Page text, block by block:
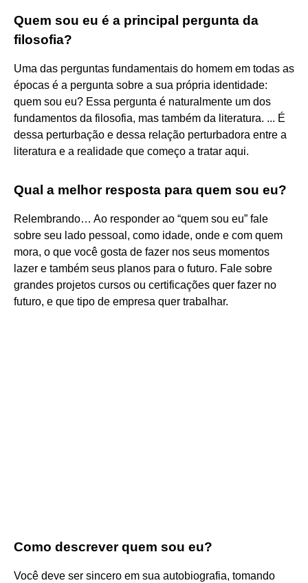
Quem sou eu é a principal pergunta da
filosofia?
Uma das perguntas fundamentais do homem em todas as
épocas é a pergunta sobre a sua própria identidade:
quem sou eu? Essa pergunta é naturalmente um dos
fundamentos da filosofia, mas também da literatura. ... É
dessa perturbação e dessa relação perturbadora entre a
literatura e a realidade que começo a tratar aqui.
Qual a melhor resposta para quem sou eu?
Relembrando… Ao responder ao “quem sou eu” fale
sobre seu lado pessoal, como idade, onde e com quem
mora, o que você gosta de fazer nos seus momentos
lazer e também seus planos para o futuro. Fale sobre
grandes projetos cursos ou certificações quer fazer no
futuro, e que tipo de empresa quer trabalhar.
Como descrever quem sou eu?
Você deve ser sincero em sua autobiografia, tomando